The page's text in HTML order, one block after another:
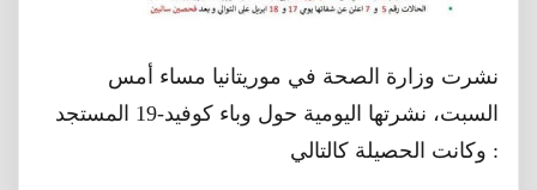
نشرت وزارة الصحة في موريتانيا مساء أمس
السبت، نشرتها اليومية حول وباء كوفيد-19 المستجد
وكانت الحصيلة كالتالي :